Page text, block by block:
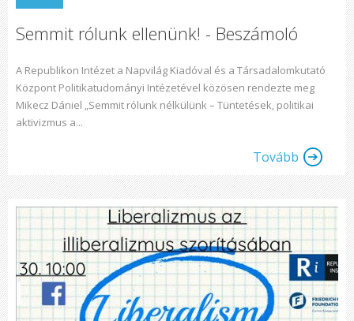
Semmit rólunk ellenünk! - Beszámoló
A Republikon Intézet a Napvilág Kiadóval és a Társadalomkutató
Központ Politikatudományi Intézetével közösen rendezte meg
Mikecz Dániel „Semmit rólunk nélkülünk – Tüntetések, politikai
aktivizmus a...
Tovább